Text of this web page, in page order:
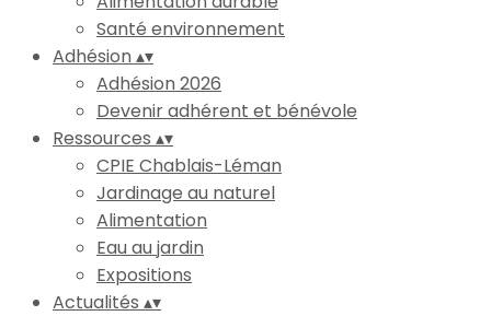
Santé environnement
Adhésion▴▾
Adhésion 2026
Devenir adhérent et bénévole
Ressources ▴▾
CPIE Chablais-Léman
Jardinage au naturel
Alimentation
Eau au jardin
Expositions
Actualités ▴▾